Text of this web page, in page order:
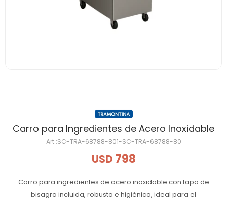
Carro para Ingredientes de Acero Inoxidable
SC-TRA-68788-801-SC-TRA-68788-80
USD 798
Carro para ingredientes de acero inoxidable con tapa de
bisagra incluida, robusto e higiénico, ideal para el